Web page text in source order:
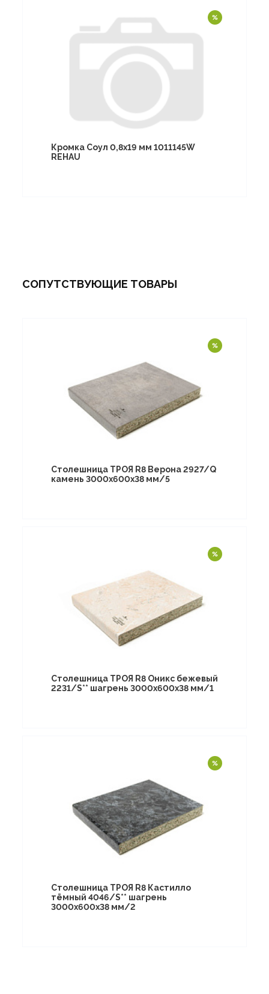
Кромка Соул 0,8х19 мм 1011145W
REHAU
СОПУТСТВУЮЩИЕ ТОВАРЫ
Столешница ТРОЯ R8 Верона 2927/Q
камень 3000х600х38 мм/5
Столешница ТРОЯ R8 Оникс бежевый
2231/S** шагрень 3000х600х38 мм/1
Столешница ТРОЯ R8 Кастилло
тёмный 4046/S** шагрень
3000х600х38 мм/2